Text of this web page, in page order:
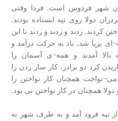
شهر فردوس است. فردا وقتی
دولا روی تپه ایستاده بودند.
کردند. زدند و زدند و زدند تا این
برپا شد، باد به حرکت درآمد و
بالا آمدند و همه¬ی آسمان را
کرد دو برادر، کار ساز زدن را
همچنان کار نواختن را
دولا همچنان در کار نواختن نی بود.
تپه فرود آمد و به طرف شهر به